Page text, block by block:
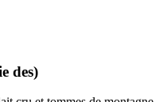
des)